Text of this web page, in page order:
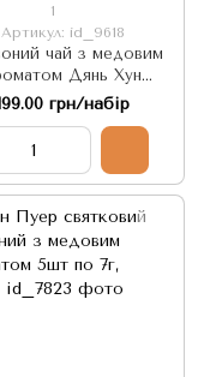
1
Артикул: id_9618
чай з медовим
Дянь Хун
з османтусом 5шт
по 6г. Китай
грн/набір